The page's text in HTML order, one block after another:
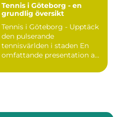
Tennis i Göteborg - en
grundlig översikt
Tennis i Göteborg - Upptäck
den pulserande
tennisvärlden i staden En
omfattande presentation av